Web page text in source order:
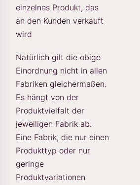
einzelnes Produkt, das
an den Kunden verkauft
wird
Natürlich gilt die obige
Einordnung nicht in allen
Fabriken gleichermaßen.
Es hängt von der
Produktvielfalt der
jeweiligen Fabrik ab.
Eine Fabrik, die nur einen
Produkttyp oder nur
geringe
Produktvariationen